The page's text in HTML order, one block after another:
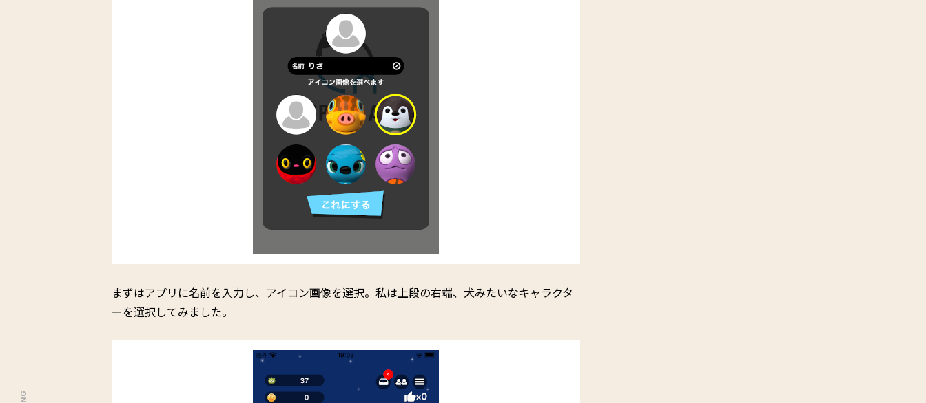
まずはアプリに名前を入力し、アイコン画像を選択。私は上段の右端、犬みたいなキャラクタ
ーを選択してみました。